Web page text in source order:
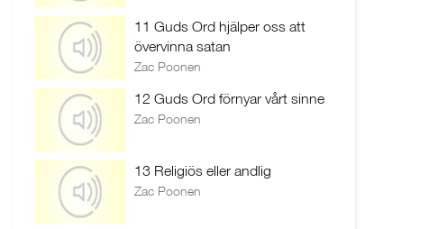
11 Guds Ord hjälper oss att
övervinna satan
Zac Poonen
12 Guds Ord förnyar vårt sinne
Zac Poonen
13 Religiös eller andlig
Zac Poonen